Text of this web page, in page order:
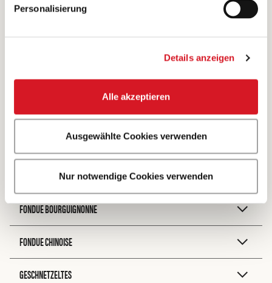
Personalisierung
Details anzeigen
Alle akzeptieren
Ausgewählte Cookies verwenden
Nur notwendige Cookies verwenden
Stück Fleisch, das zum Braten geeignet ist,
Braten
FONDUE BACCHUS
FONDUE BOURGUIGNONNE
FONDUE CHINOISE
GESCHNETZELTES